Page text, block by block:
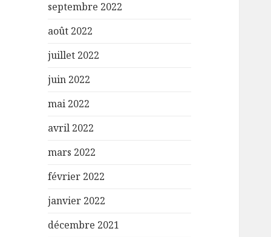
septembre 2022
août 2022
juillet 2022
juin 2022
mai 2022
avril 2022
mars 2022
février 2022
janvier 2022
décembre 2021